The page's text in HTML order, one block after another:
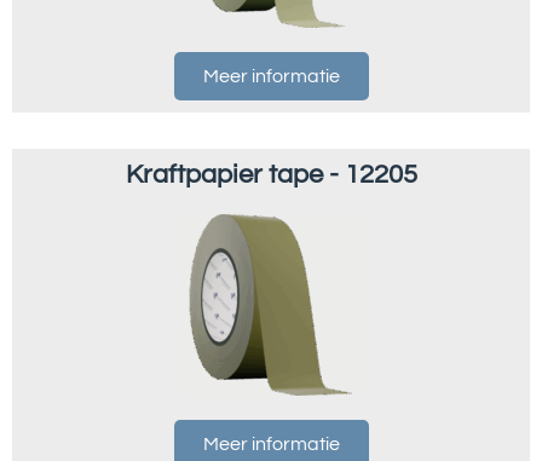
Meer informatie
Kraftpapier tape - 12205
Meer informatie